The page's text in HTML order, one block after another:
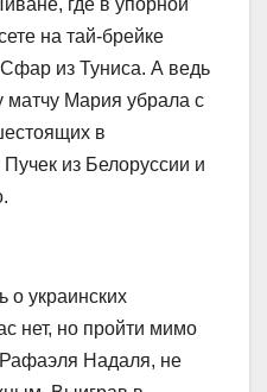
где в упорной
на тай-брейке
из Туниса. А ведь
Мария убрала с
в
из Белоруссии и
о украинских
нет, но пройти мимо
Рафаэля Надаля, не